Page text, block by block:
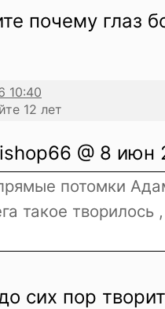
почему глаз
12 лет
@ 8 июн
потомки
такое творилось
сих пор